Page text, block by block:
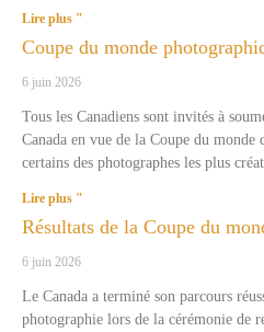
Lire plus "
Coupe du monde
6 juin 2026
Tous les Canadiens sont invités à
Canada en vue de la Coupe du monde
certains des photographes les plus
Lire plus "
Résultats de la Coupe du
6 juin 2026
Le Canada a terminé son parcours
photographie lors de la cérémonie de